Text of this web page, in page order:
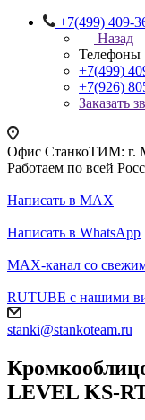
+7(499) 409-
Назад
Телефоны
+7(499)
+7(926)
Заказать
Офис СтанкоТИМ: г.
Работаем по всей
Написать в MAX
Написать в WhatsApp
MAX-канал со
RUTUBE с нашими
stanki@stankoteam.ru
LEVEL KS-